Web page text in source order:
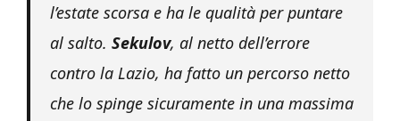
l’estate scorsa e ha le qualità per puntare
al salto. Sekulov, al netto dell’errore
contro la Lazio, ha fatto un percorso netto
che lo spinge sicuramente in una massima